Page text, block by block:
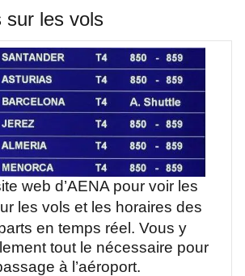
sur les vols
web d’AENA pour voir les
les vols et les horaires des
en temps réel. Vous y
tout le nécessaire pour
à l’aéroport.